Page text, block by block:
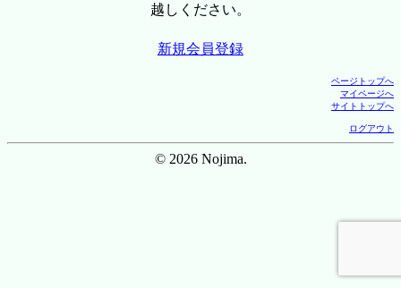
越しください。
新規会員登録
ページトップへ
マイページへ
サイトトップへ
ログアウト
© 2026 Nojima.